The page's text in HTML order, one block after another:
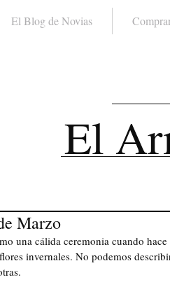
El Blog de Novias
El
Marzo
una cálida ceremonia cuando
invernales. No podemos